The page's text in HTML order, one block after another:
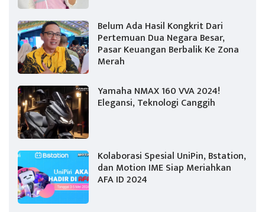
Belum Ada Hasil Kongkrit Dari
Pertemuan Dua Negara Besar,
Pasar Keuangan Berbalik Ke Zona
Merah
Yamaha NMAX 160 VVA 2024!
Elegansi, Teknologi Canggih
Kolaborasi Spesial UniPin, Bstation,
dan Motion IME Siap Meriahkan
AFA ID 2024